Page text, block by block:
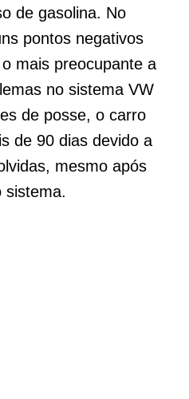
de gasolina. No
pontos negativos
mais preocupante a
no sistema VW
de posse, o carro
de 90 dias devido a
mesmo após
sistema.